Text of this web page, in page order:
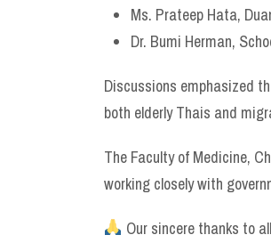
Ms. Prateep Hata,
Dr. Bumi Herman,
Discussions emphasized
both elderly Thais and
The Faculty of Medicine,
working closely with
Our sincere thanks to